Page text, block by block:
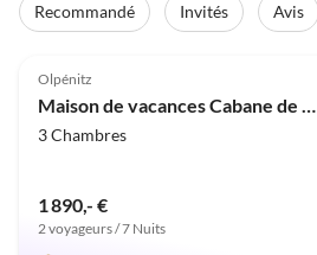
Recommandé Invités Avis
Super hôte
Meilleure
Olpénitz
Maison de vacances Cabane de marin
3 Chambres
1 890,- €
2 voyageurs / 7 Nuits